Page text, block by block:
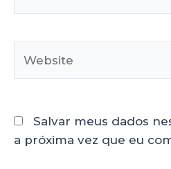
Salvar meus dados
a próxima vez que eu